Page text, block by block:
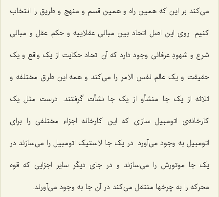
می‌کند بر این که همین راه و همین قسم و منهج و طریق را انتخاب
کنیم. روی این اصل اتحاد بین مبانی عقلاییه و حکم عقل و مبانی
شرع و شهودِ عرفانی وجود دارد که آن اتحاد حکایت از یک واقع و یک
حقیقت و یک عالم نفس الامر را می‌کند و همه این طرق مختلفه و
ثلاثه از یک جا منشأو از یک جا نشأت گرفتند. درست مثل یک
کارخانه‌ی اتومبیل سازی که این کارخانه اجزاء مختلفی را برای
اتومبیل به وجود می‌آورد. در یک جا لاستیک اتومبیل را می‌سازند در
یک جا موتورش را می‌سازند و در جای دیگر سایر اجزایی که قوه
محرکه را به چرخها منتقل می‌کند در آن جا به وجود می‌آورند.